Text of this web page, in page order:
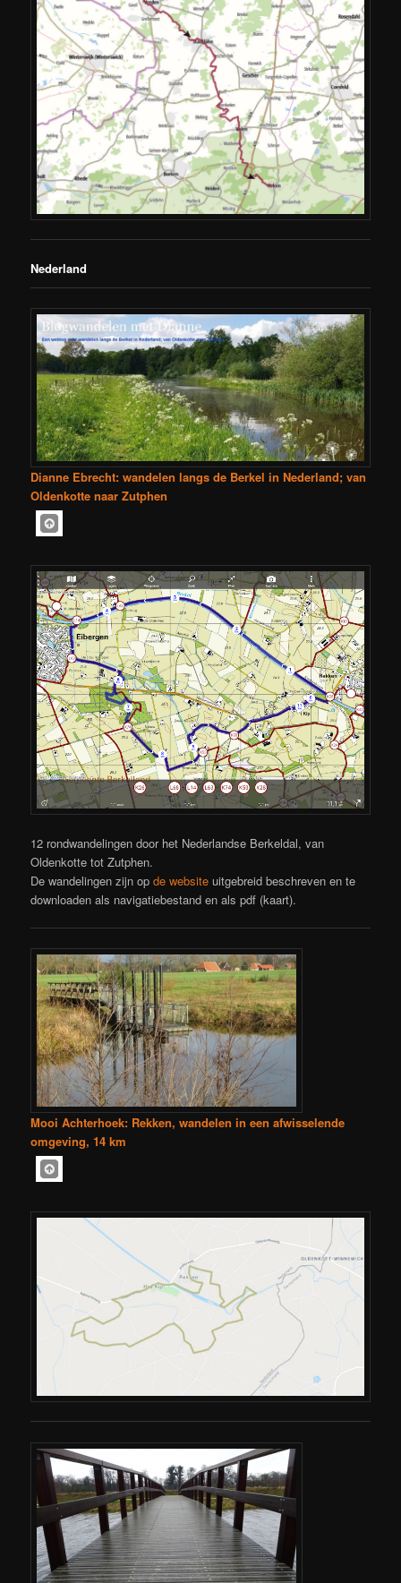
Nederland
Dianne Ebrecht: wandelen langs de Berkel in Nederland; van
Oldenkotte naar Zutphen
12 rondwandelingen door het Nederlandse Berkeldal, van
Oldenkotte tot Zutphen.
De wandelingen zijn opde website uitgebreid beschreven en te
downloaden als navigatiebestand en als pdf (kaart).
Mooi Achterhoek: Rekken, wandelen in een afwisselende
omgeving, 14 km